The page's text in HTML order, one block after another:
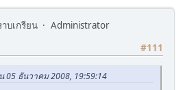
บเกรียน
Administrator
#111
05 ธันวาคม 2008, 19:59:14